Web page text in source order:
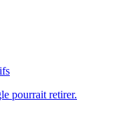
pourrait retirer.